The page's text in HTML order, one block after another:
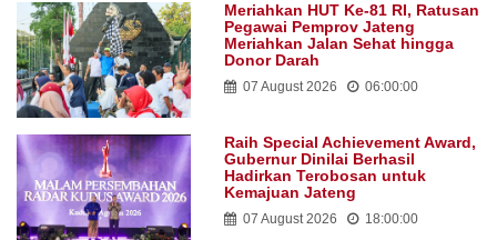
Meriahkan HUT Ke-81 RI, Ratusan
Pegawai Pemprov Jateng
Meriahkan Jalan Sehat hingga
Donor Darah
07 August 2026 06:00:00
Raih Special Achievement Award,
Gubernur Dinilai Berhasil
Hadirkan Terobosan untuk
Kemajuan Jateng
07 August 2026 18:00:00